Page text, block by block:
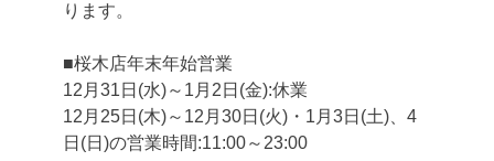
ります。
■桜木店年末年始営業
12月31日(水)～1月2日(金):休業
12月25日(木)～12月30日(火)・1月3日(土)、4
日(日)の営業時間:11:00～23:00